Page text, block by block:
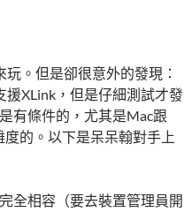
。但是卻很意外的發現：
援XLink，但是仔細測試才發
有條件的，尤其是Mac跟
的。以下是呆呆翰對手上
全相容（要去裝置管理員開